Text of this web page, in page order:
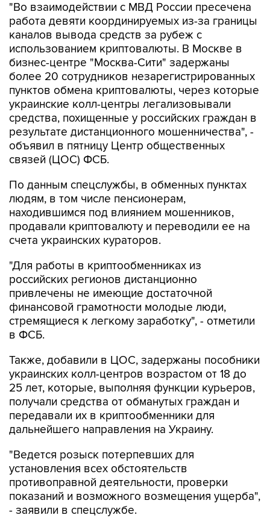
"Во взаимодействии с МВД России пресечена
работа девяти координируемых из-за границы
каналов вывода средств за рубеж с
использованием криптовалюты. В Москве в
бизнес-центре "Москва-Сити" задержаны
более 20 сотрудников незарегистрированных
пунктов обмена криптовалюты, через которые
украинские колл-центры легализовывали
средства, похищенные у российских граждан в
результате дистанционного мошенничества", -
объявил в пятницу Центр общественных
связей (ЦОС) ФСБ.
По данным спецслужбы, в обменных пунктах
людям, в том числе пенсионерам,
находившимся под влиянием мошенников,
продавали криптовалюту и переводили ее на
счета украинских кураторов.
"Для работы в криптообменниках из
российских регионов дистанционно
привлечены не имеющие достаточной
финансовой грамотности молодые люди,
стремящиеся к легкому заработку", - отметили
в ФСБ.
Также, добавили в ЦОС, задержаны пособники
украинских колл-центров возрастом от 18 до
25 лет, которые, выполняя функции курьеров,
получали средства от обманутых граждан и
передавали их в криптообменники для
дальнейшего направления на Украину.
"Ведется розыск потерпевших для
установления всех обстоятельств
противоправной деятельности, проверки
показаний и возможного возмещения ущерба",
- заявили в спецслужбе.